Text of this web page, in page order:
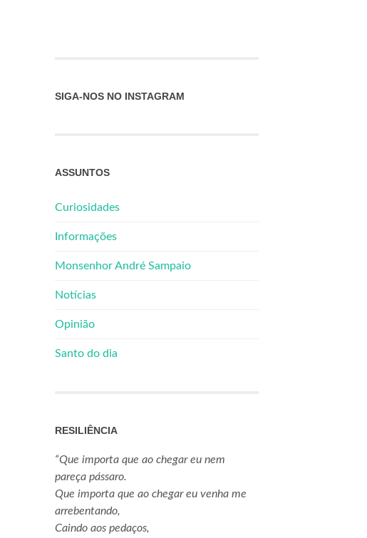
SIGA-NOS NO INSTAGRAM
ASSUNTOS
Curiosidades
Informações
Monsenhor André Sampaio
Notícias
Opinião
Santo do dia
RESILIÊNCIA
“Que importa que ao chegar eu nem
pareça pássaro.
Que importa que ao chegar eu venha me
arrebentando,
Caindo aos pedaços,